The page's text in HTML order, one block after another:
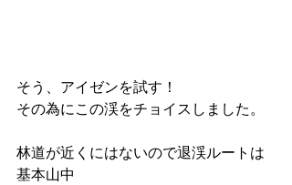
そう、アイゼンを試す！
その為にこの渓をチョイスしました。
林道が近くにはないので退渓ルートは
基本山中